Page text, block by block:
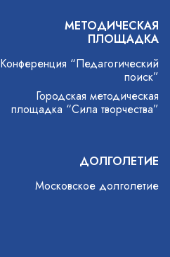
МЕТОДИЧЕСКАЯ
ПЛОЩАДКА
Конференция “Педагогический
поиск”
Городская методическая
площадка “Сила творчества”
ДОЛГОЛЕТИЕ
Московское долголетие